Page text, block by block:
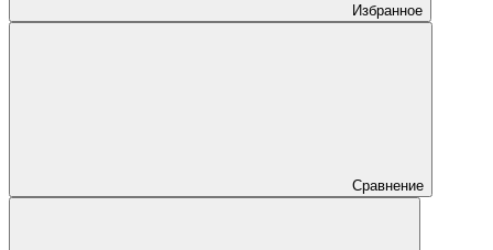
Избранное
Сравнение